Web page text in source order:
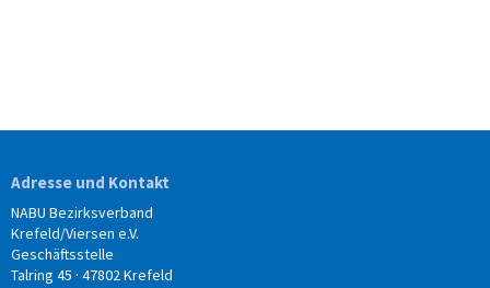
Adresse und Kontakt
NABU Bezirksverband
Krefeld/Viersen e.V.
Geschäftsstelle
Talring 45 · 47802 Krefeld